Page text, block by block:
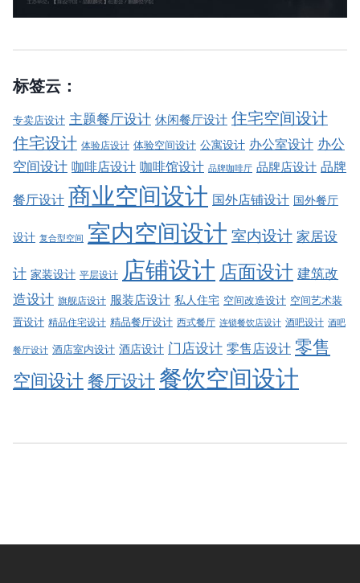
标签云：
专卖店设计 主题餐厅设计 休闲餐厅设计 住宅空间设计
住宅设计 体验店设计 体验空间设计 公寓设计 办公室设计 办公
空间设计 咖啡店设计 咖啡馆设计 品牌咖啡厅 品牌店设计 品牌
餐厅设计 商业空间设计 国外店铺设计 国外餐厅
设计 复合型空间 室内空间设计 室内设计 家居设
计 家装设计 平层设计 店铺设计 店面设计 建筑改
造设计 旗舰店设计 服装店设计 私人住宅 空间改造设计 空间艺术装
置设计 精品住宅设计 精品餐厅设计 西式餐厅 连锁餐饮店设计 酒吧设计 酒吧
餐厅设计 酒店室内设计 酒店设计 门店设计 零售店设计 零售
空间设计餐厅设计 餐饮空间设计